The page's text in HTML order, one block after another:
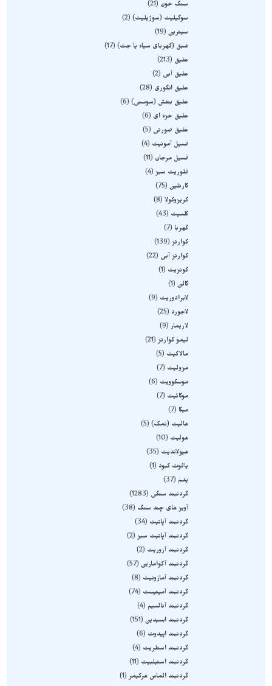
سنگ خون
21
سوگیلیت (سوژیلیت) 2
سیترین 19
شبق (کهربای سیاه یا جت) 17
عقیق
213
عقیق آبی
2
عقیق انگوری
28
عقیق بنفش (سوسنی) 6
عقیق خزه ای
6
عقیق صورتی
5
فسیل آمونیت
4
فسیل مرجان
11
فلوریت سبز 4
کارنلین 75
کریزوکولا 8
کلسیت
43
کهربا
7
کوارتز 139
کوارتز آبی
22
کونزیت
1
گالن 1
لابرادوریت
9
لاجورد
25
لاریمار 9
لیمو کوارتز 21
مالاکیت
5
مزولیت
7
موسکوویت
6
موکائیت
7
میکا
7
هالیت (نمک) 5
هولیت
10
هیولاندیت
35
یاقوت کبود
1
یشم
37
گردنبند سنگی
1283
آویز های چند سنگ
38
گردنبند آپاتیت
34
گردنبند آپاتیت سبز 2
گردنبند آزوریت
2
گردنبند آکوامارین 57
گردنبند آمازونیت
8
گردنبند آمیتیست
74
گردنبند آنالسیم
4
گردنبند ابسیدین 151
گردنبند اپیدوت
6
گردنبند استلریت
4
گردنبند استیلبیت
11
گردنبند الماس هرکیمر 1